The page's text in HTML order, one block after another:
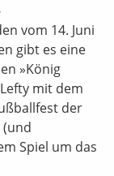
vom 14. Juni
gibt es eine
»König
mit dem
der
(und
Spiel um das